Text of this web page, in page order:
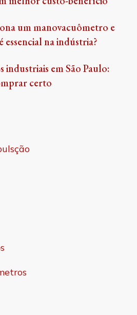
um manovacuômetro e
essencial na indústria?
em São Paulo:
certo